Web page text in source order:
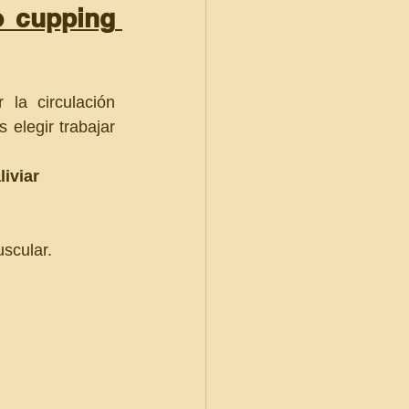
cupping
la circulación
elegir trabajar